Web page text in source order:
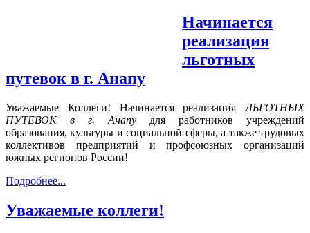
Начинается
реализация
льготных
путевок в г. Анапу
Уважаемые Коллеги! Начинается реализацияЛЬГОТНЫХ
ПУТЕВОК в г. Анапу для работников учреждений
образования, культуры и социальной сферы, а также трудовых
коллективов предприятий и профсоюзных организаций
южных регионов России!
Подробнее...
Уважаемые коллеги!